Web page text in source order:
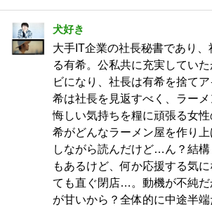
犬好き
大手IT企業の社長秘書であり
る有希。公私共に充実してい
ビになり、社長は有希を捨て
希は社長を見返すべく、ラー
悔しい気持ちを糧に頑張る女
希がどんなラーメン屋を作り
しながら読んだけど…ん？結
もあるけど、何か応援する気
ても直ぐ閉店…。動機が不純だ
が甘いから？全体的に中途半